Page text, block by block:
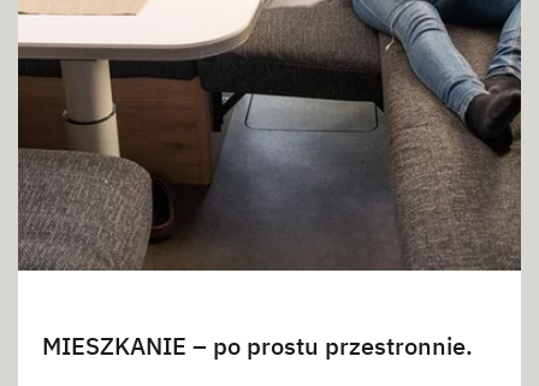
MIESZKANIE – po prostu przestronnie.